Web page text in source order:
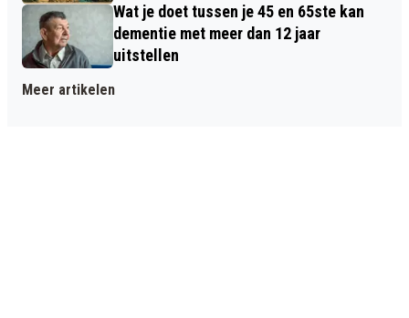
Wat je doet tussen je 45 en 65ste kan
dementie met meer dan 12 jaar
uitstellen
Meer artikelen